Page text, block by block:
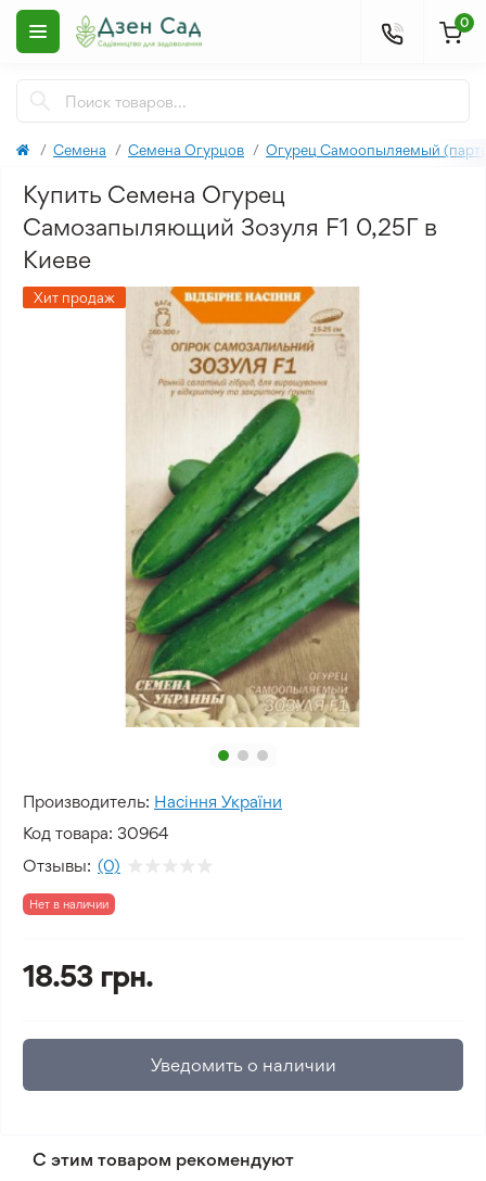
0
Семена Семена Огурцов Огурец Самоопыляемый
Купить Семена Огурец
Самозапыляющий Зозуля F1 0,25Г в
Киеве
Хит продаж
Производитель: Насіння України
Код товара: 30964
Отзывы: (0)
Нет в наличии
18.53 грн.
Уведомить о наличии
С этим товаром рекомендуют